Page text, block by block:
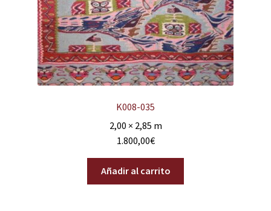
K008-035
2,00 × 2,85 m
1.800,00€
Añadir al carrito